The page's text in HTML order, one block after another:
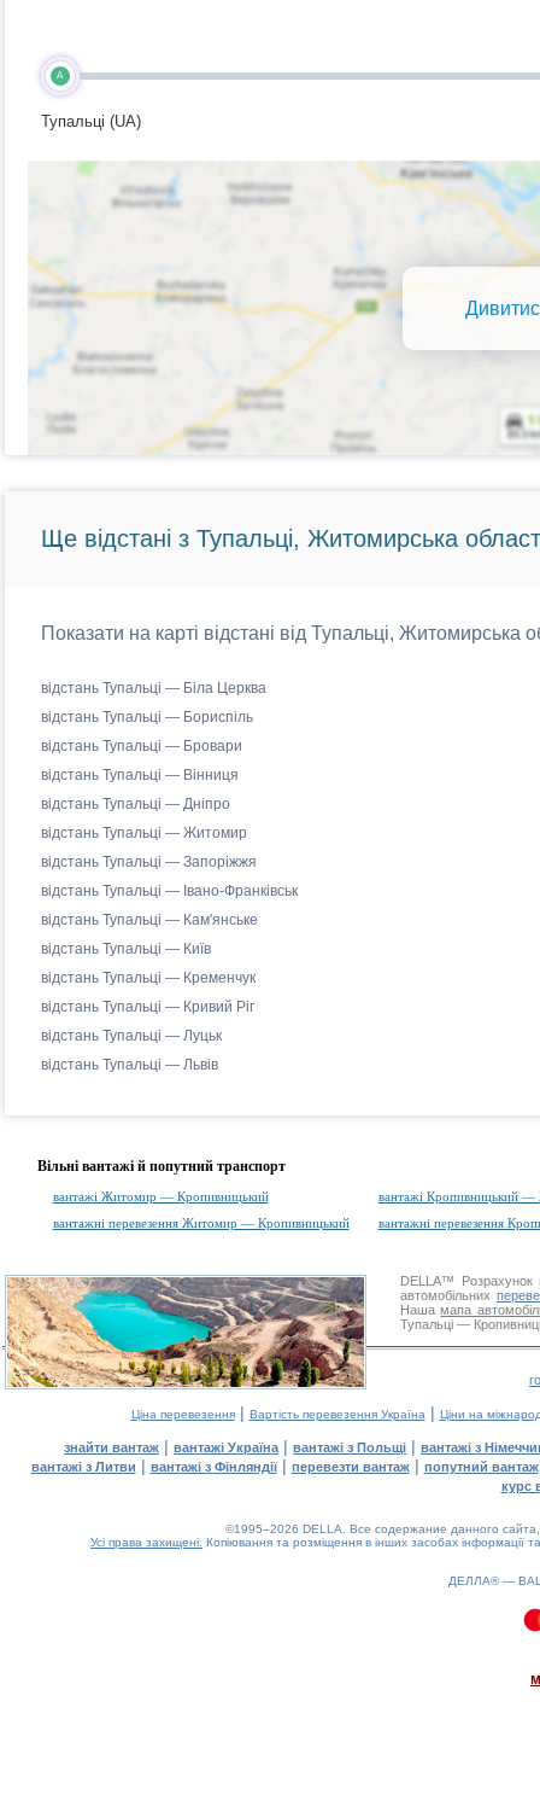
A
Тупальці (UA)
Ще відстані з Тупальці, Житомирська
Показати на карті відстані від Тупальці, Житомирська
відстань Тупальці — Біла Церква
відстань Тупальці — Бориспіль
відстань Тупальці — Бровари
відстань Тупальці — Вінниця
відстань Тупальці — Дніпро
відстань Тупальці — Житомир
відстань Тупальці — Запоріжжя
відстань Тупальці — Івано-Франківськ
відстань Тупальці — Кам'янське
відстань Тупальці — Київ
відстань Тупальці — Кременчук
відстань Тупальці — Кривий Ріг
відстань Тупальці — Луцьк
відстань Тупальці — Львів
Вільні вантажі й попутний транспорт
вантажі Житомир — Кропивницький
вантажі Кропивницький
вантажні перевезення Житомир — Кропивницький
вантажні перевезення
DELLA™
Розрахунок
автомобільних
Нашамапа
Тупальці —
Ціна перевезення| Вартість перевезення Україна | Ціни на
знайти вантаж | вантажі Україна | вантажі з Польщі | вантажі з
вантажі з Литви | вантажі з Фінляндії| перевезти вантаж| попутний вантаж
курс
©1995–2026 DELLA. Все содержание данного
Усі права захищені. Копіювання та розміщення в інших засобах інформації
ДЕЛЛА® —